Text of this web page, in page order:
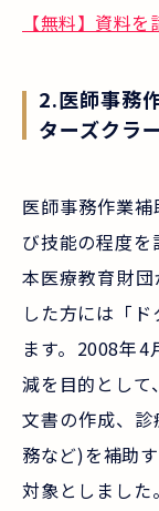
【無料】資料を
2.医師事務
ターズクラ
医師事務作業
び技能の程度
本医療教育財
した方には「
ます。2008年
減を目的として
文書の作成、
務など)を補助
対象としまし